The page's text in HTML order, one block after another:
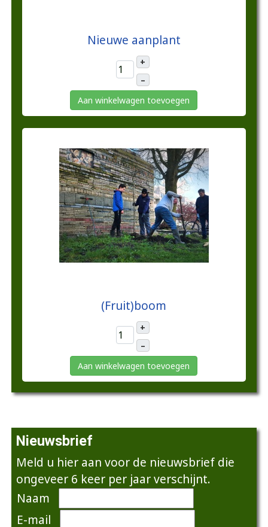
Nieuwe aanplant
+
–
Aan winkelwagen toevoegen
(Fruit)boom
+
–
Aan winkelwagen toevoegen
Nieuwsbrief
Meld u hier aan voor de nieuwsbrief die
ongeveer 6 keer per jaar verschijnt.
Naam
E-mail